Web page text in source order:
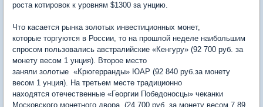
роста котировок к уровням $1300 за унцию.
Что касается рынка золотых инвестиционных монет,
которые торгуются в России, то на прошлой неделе наибольшим
спросом пользовались австралийские «Кенгуру» (92 700 руб. за
монету весом 1 унция). Второе место
заняли золотые «Крюгерранды» ЮАР (92 840 руб.за монету
весом 1 унция). На третьем месте традиционно
находятся отечественные «Георгии Победоносцы» чеканки
Московского монетного двора (24 700 руб. за монету весом 7,89